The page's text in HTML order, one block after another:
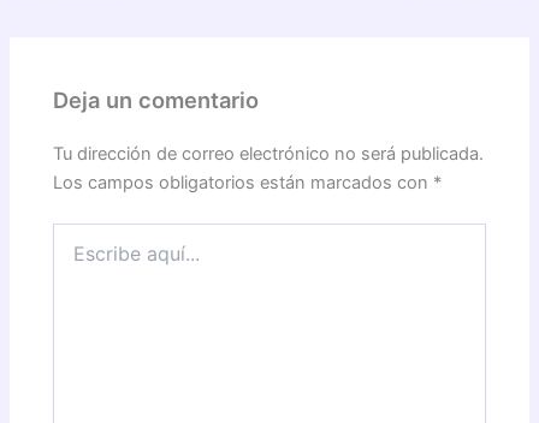
Deja un comentario
Tu dirección de correo electrónico no será publicada.
Los campos obligatorios están marcados con *
aquí...